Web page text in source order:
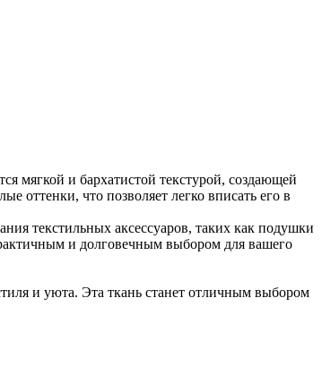
мягкой и бархатистой текстурой, создающей
оттенки, что позволяет легко вписать его в
текстильных аксессуаров, таких как подушки
и долговечным выбором для вашего
и уюта. Эта ткань станет отличным выбором